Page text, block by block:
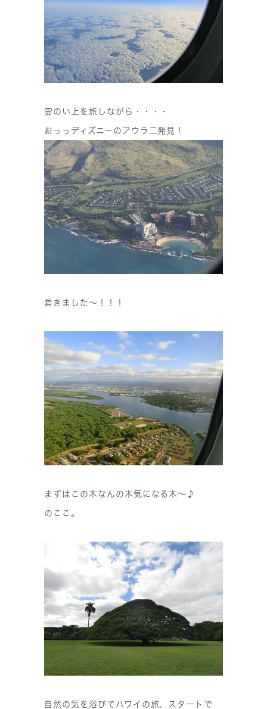
雲のい上を旅しながら・・・・
おっっディズニーのアウラ二発見！
着きました〜！！！
まずはこの木なんの木気になる木〜♪
のここ。
自然の気を浴びてハワイの旅、スタートで